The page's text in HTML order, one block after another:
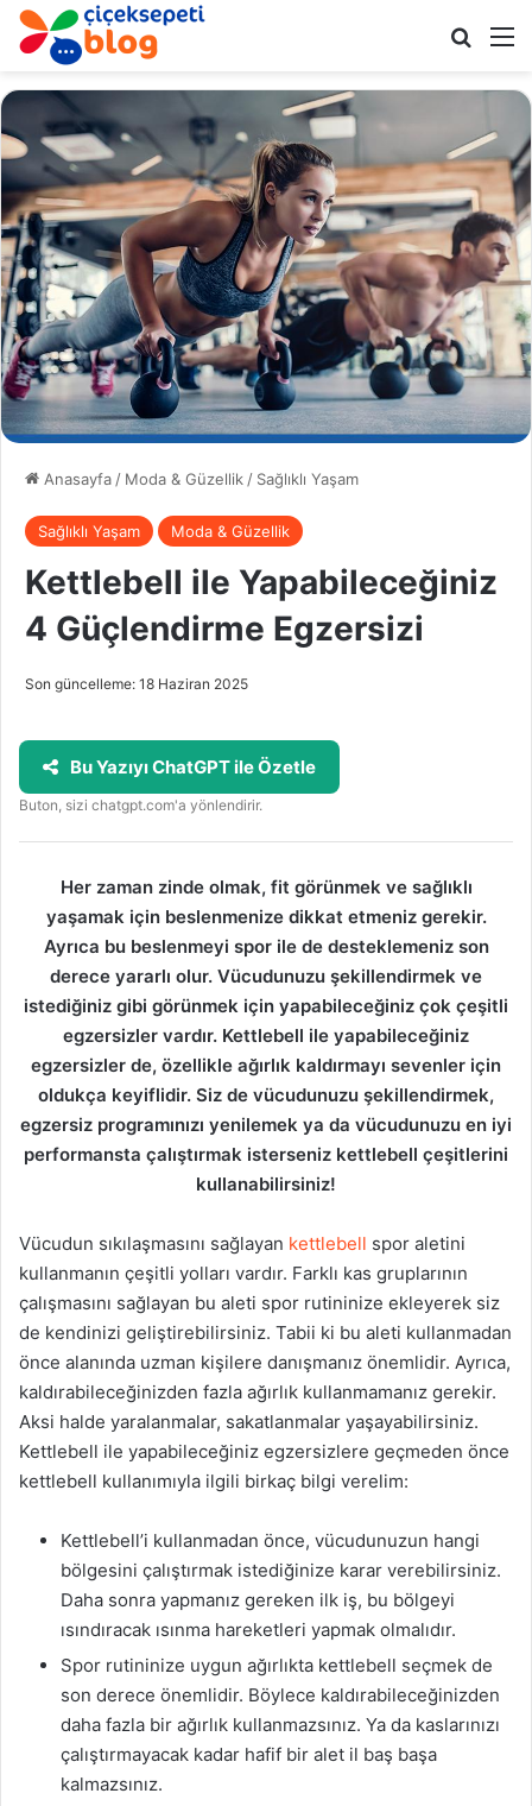
Anasayfa / Moda & Güzellik / Sağlıklı Yaşam
Sağlıklı Yaşam Moda & Güzellik
Kettlebell ile Yapabileceğiniz
4 Güçlendirme Egzersizi
Son güncelleme: 18 Haziran 2025
Bu Yazıyı ChatGPT ile Özetle
Buton, sizi chatgpt.com'a yönlendirir.
Her zaman zinde olmak, fit görünmek ve sağlıklı
yaşamak için beslenmenize dikkat etmeniz gerekir.
Ayrıca bu beslenmeyi spor ile de desteklemeniz son
derece yararlı olur. Vücudunuzu şekillendirmek ve
istediğiniz gibi görünmek için yapabileceğiniz çok çeşitli
egzersizler vardır. Kettlebell ile yapabileceğiniz
egzersizler de, özellikle ağırlık kaldırmayı sevenler için
oldukça keyiflidir. Siz de vücudunuzu şekillendirmek,
egzersiz programınızı yenilemek ya da vücudunuzu en iyi
performansta çalıştırmak isterseniz kettlebell çeşitlerini
kullanabilirsiniz!
Vücudun sıkılaşmasını sağlayan kettlebell spor aletini
kullanmanın çeşitli yolları vardır. Farklı kas gruplarının
çalışmasını sağlayan bu aleti spor rutininize ekleyerek siz
de kendinizi geliştirebilirsiniz. Tabii ki bu aleti kullanmadan
önce alanında uzman kişilere danışmanız önemlidir. Ayrıca,
kaldırabileceğinizden fazla ağırlık kullanmamanız gerekir.
Aksi halde yaralanmalar, sakatlanmalar yaşayabilirsiniz.
Kettlebell ile yapabileceğiniz egzersizlere geçmeden önce
kettlebell kullanımıyla ilgili birkaç bilgi verelim:
Kettlebell’i kullanmadan önce, vücudunuzun hangi
bölgesini çalıştırmak istediğinize karar verebilirsiniz.
Daha sonra yapmanız gereken ilk iş, bu bölgeyi
ısındıracak ısınma hareketleri yapmak olmalıdır.
Spor rutininize uygun ağırlıkta kettlebell seçmek de
son derece önemlidir. Böylece kaldırabileceğinizden
daha fazla bir ağırlık kullanmazsınız. Ya da kaslarınızı
çalıştırmayacak kadar hafif bir alet il baş başa
kalmazsınız.